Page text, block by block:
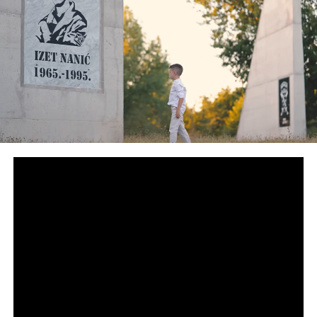
Čovića.
– Nisu održali sjednicu Kolegija i nisu imali nikakvu
komunikaciju s članom Kolegija iz reda bošnjačkog naroda
u zakazivanju sjednice, a zakazali su sjednicu – naveo je
Džaferović.
Kaže da ih je o tim njihovim postupcima član Kolegija iz
bošnjačkog naroda obavijestio svojim pismom od 29. maja,
“rekao im da ne poštuju Poslovnik i obavijestio preostalu